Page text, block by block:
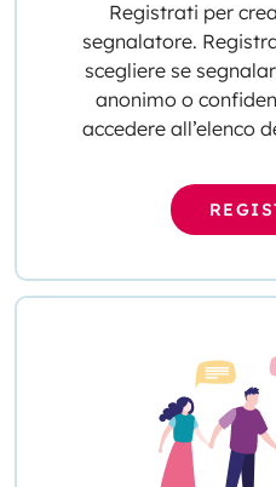
Registrati per
segnalatore.
scegliere se
anonimo o
accedere all’elenco